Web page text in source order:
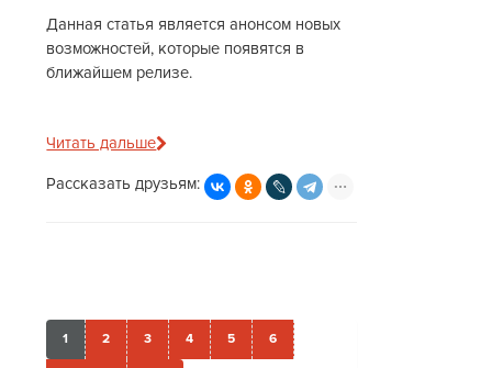
Данная статья является анонсом новых
возможностей, которые появятся в
ближайшем релизе.
Читать дальше
Рассказать друзьям:
1 2 3 4 5 6